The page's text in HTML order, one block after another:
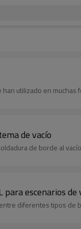
utilizado en
de vacío
de borde al
escenarios de
diferentes tipos de